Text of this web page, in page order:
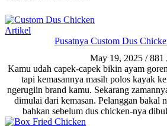
Artikel
Pusatnya Custom Dus
May 19, 2025 / 881
Kamu udah capek-capek bikin ayam
tapi kemasannya masih polos kayak
ngerugiin brand kamu. Sekarang
dimulai dari kemasan. Pelanggan bakal
bahkan sebelum dus chicken-nya